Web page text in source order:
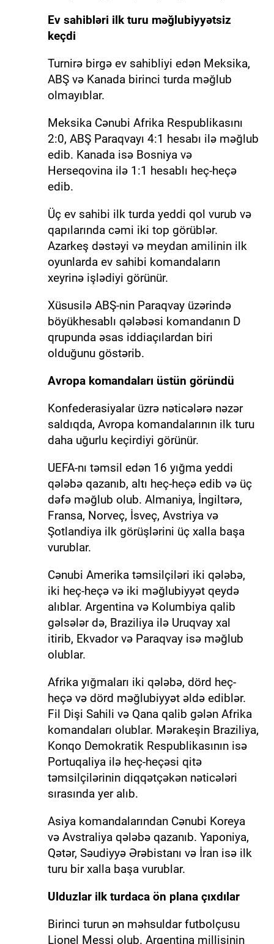
Ev sahibləri ilk turu məğlubiyyətsiz
keçdi
Turnirə birgə ev sahibliyi edən Meksika,
ABŞ və Kanada birinci turda məğlub
olmayıblar.
Meksika Cənubi Afrika Respublikasını
2:0, ABŞ Paraqvayı 4:1 hesabı ilə məğlub
edib. Kanada isə Bosniya və
Herseqovina ilə 1:1 hesablı heç-heçə
edib.
Üç ev sahibi ilk turda yeddi qol vurub və
qapılarında cəmi iki top görüblər.
Azarkeş dəstəyi və meydan amilinin ilk
oyunlarda ev sahibi komandaların
xeyrinə işlədiyi görünür.
Xüsusilə ABŞ-nin Paraqvay üzərində
böyükhesablı qələbəsi komandanın D
qrupunda əsas iddiaçılardan biri
olduğunu göstərib.
Avropa komandaları üstün göründü
Konfederasiyalar üzrə nəticələrə nəzər
saldıqda, Avropa komandalarının ilk turu
daha uğurlu keçirdiyi görünür.
UEFA-nı təmsil edən 16 yığma yeddi
qələbə qazanıb, altı heç-heçə edib və üç
dəfə məğlub olub. Almaniya, İngiltərə,
Fransa, Norveç, İsveç, Avstriya və
Şotlandiya ilk görüşlərini üç xalla başa
vurublar.
Cənubi Amerika təmsilçiləri iki qələbə,
iki heç-heçə və iki məğlubiyyət qeydə
alıblar. Argentina və Kolumbiya qalib
gəlsələr də, Braziliya ilə Uruqvay xal
itirib, Ekvador və Paraqvay isə məğlub
olublar.
Afrika yığmaları iki qələbə, dörd heç-
heçə və dörd məğlubiyyət əldə ediblər.
Fil Dişi Sahili və Qana qalib gələn Afrika
komandaları olublar. Mərakeşin Braziliya,
Konqo Demokratik Respublikasının isə
Portuqaliya ilə heç-heçəsi qitə
təmsilçilərinin diqqətçəkən nəticələri
sırasında yer alıb.
Asiya komandalarından Cənubi Koreya
və Avstraliya qələbə qazanıb. Yaponiya,
Qətər, Səudiyyə Ərəbistanı və İran isə ilk
turu bir xalla başa vurublar.
Ulduzlar ilk turdaca ön plana çıxdılar
Birinci turun ən məhsuldar futbolçusu
Lionel Messi olub. Argentina millisinin